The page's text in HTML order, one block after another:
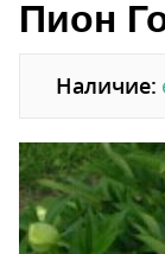
Пион
Наличие: